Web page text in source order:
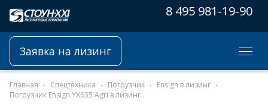
8 495 981-19-90
Заявка на лизинг
Главная Спецтехника Погрузчик
Ensign в лизинг
Погрузчик Ensign YX635 Agri в лизинг